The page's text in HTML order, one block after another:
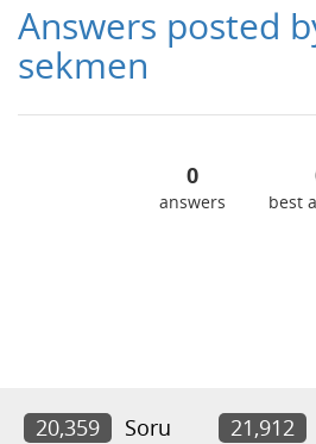
Answers posted
sekmen
0
answers best
20,359 Soru 21,912